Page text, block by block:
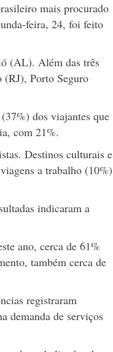
mais procurado
feira, 24, foi feito
(AL). Além das três
(RJ), Porto Seguro
dos viajantes que
com 21%.
Destinos culturais e
a trabalho (10%)
indicaram a
ano, cerca de 61%
também cerca de
registraram
demanda de serviços